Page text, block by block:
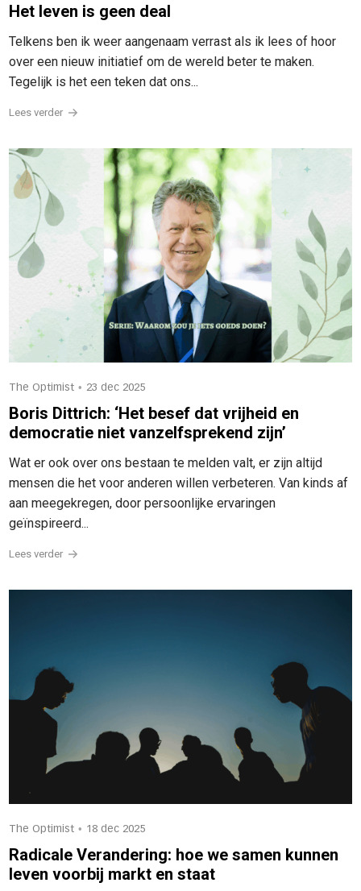
Het leven is geen deal
Telkens ben ik weer aangenaam verrast als ik lees of hoor
over een nieuw initiatief om de wereld beter te maken.
Tegelijk is het een teken dat ons...
Lees verder
The Optimist • 23 dec 2025
Boris Dittrich: ‘Het besef dat vrijheid en
democratie niet vanzelfsprekend zijn’
Wat er ook over ons bestaan te melden valt, er zijn altijd
mensen die het voor anderen willen verbeteren. Van kinds af
aan meegekregen, door persoonlijke ervaringen
geïnspireerd...
Lees verder
The Optimist • 18 dec 2025
Radicale Verandering: hoe we samen kunnen
leven voorbij markt en staat